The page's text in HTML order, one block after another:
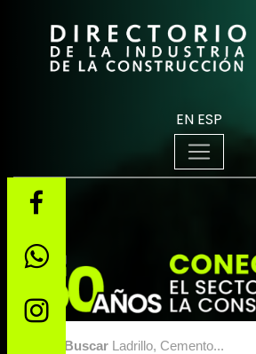
EN ESP
BuscarLadrillo, Cemento...